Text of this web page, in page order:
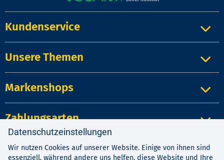
Kundenservice
Unsere Themen
Markenshops
Zahlungsarten
Impressum | Kontakt|
Datenschutz
Datenschutzeinstellungen
Wir nutzen Cookies auf unserer Website. Einige von ihnen sind
essenziell, während andere uns helfen, diese Website und Ihre